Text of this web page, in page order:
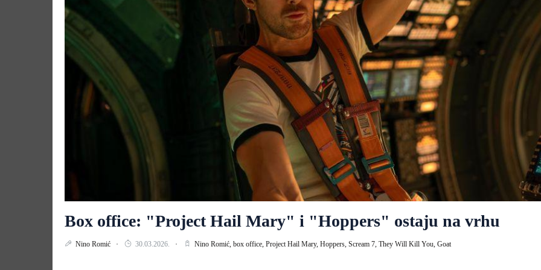
Box office: "Project Hail Mary" i "Hoppers" ostaju na vrhu
Nino Romić 30.03.2026. Nino Romić, box office, Project Hail Mary, Hoppers, Scream 7, They Will Kill You, Goat